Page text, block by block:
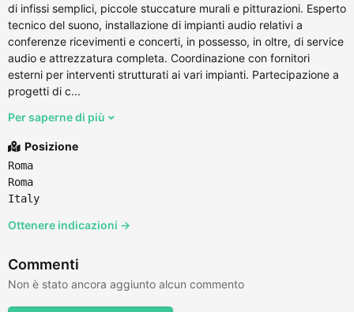
di infissi semplici, piccole stuccature murali e pitturazioni. Esperto
tecnico del suono, installazione di impianti audio relativi a
conferenze ricevimenti e concerti, in possesso, in oltre, di service
audio e attrezzatura completa. Coordinazione con fornitori
esterni per interventi strutturati ai vari impianti. Partecipazione a
progetti di c...
Per saperne di più
Posizione
Roma
Roma
Italy
Ottenere indicazioni →
Commenti
Non è stato ancora aggiunto alcun commento